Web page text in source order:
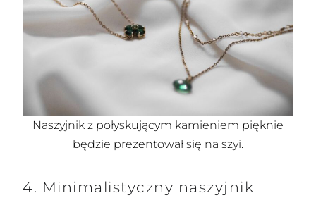
Naszyjnik z połyskującym kamieniem pięknie
będzie prezentował się na szyi.
4. Minimalistyczny naszyjnik